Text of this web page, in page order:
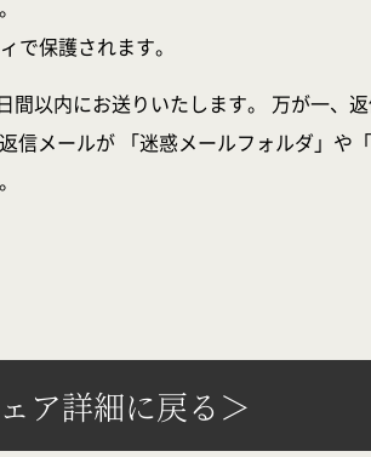
で保護されます。
以内にお送りいたします。 万が一、
信メールが 「迷惑メールフォルダ」や
ア詳細に戻る＞